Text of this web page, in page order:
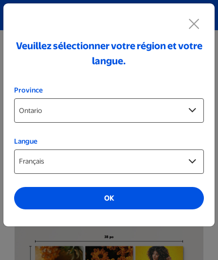
Photos sur toile
Photos sur toile économiques de 12 x 12
Veuillez sélectionner votre région et votre
langue.
Province
Langue
OK